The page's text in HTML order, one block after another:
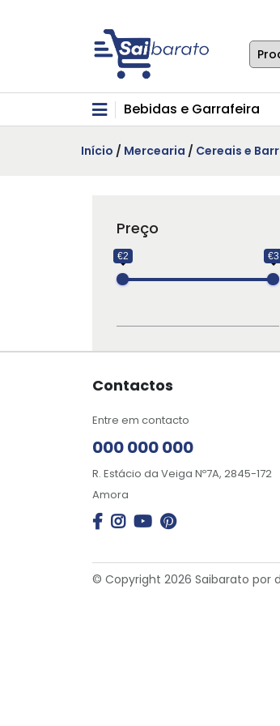
Bebidas e Garrafeira
Início / Mercearia / Cereais e
Preço
€2 €3
Contactos
Entre em contacto
000 000 000
R. Estácio da Veiga Nº7A, 2845-172
Amora
© Copyright 2026 Saibarato por